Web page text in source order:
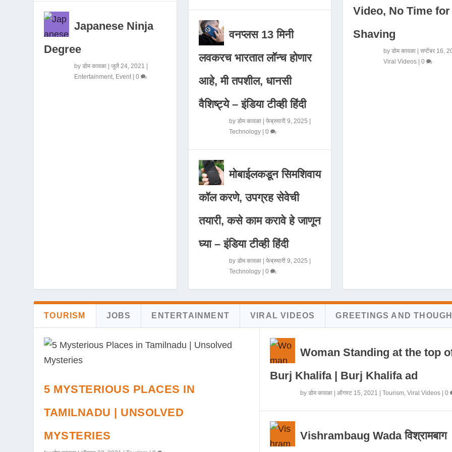
Japanese Ninja
Degree
byडोम कावळा |जुलै 24, 2021
Entertainment, Event|0
वनप्लस 13 मिनी
लवकरच भारतात लॉन्च होणार
आहे, मी तपशील, धानसी
वैशिष्ट्ये – इंडिया टीव्ही हिंदी
by डोम कावळा| फेब्रुवारी 9, 2025 |
Technology| 0
मोबाईलकडून सिमशिवाय
कॉल करणे, उपग्रह सेवेची
तयारी, कसे काम करावे हे जाणून
घ्या – इंडिया टीव्ही हिंदी
by डोम कावळा| फेब्रुवारी 9, 2025 |
Technology| 0
Video, No Time for
Shaving
by डोम कावळा| सप्टेंबर 16,
Viral Videos| 0
TOURISM JOBS ENTERTAINMENT VIRAL VIDEOS GREETINGS AND
5 MYSTERIOUS PLACES IN
TAMILNADU | UNSOLVED
MYSTERIES
Woman Standing at the top
Burj Khalifa | Burj Khalifa ad
by डोम कावळा| ऑगस्ट 15, 2021 | Tourism, Viral Videos| 0
Vishrambaug Wada विश्रामबाग